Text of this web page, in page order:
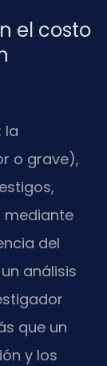
el costo
la
o grave),
mediante
del
análisis
que un
y los